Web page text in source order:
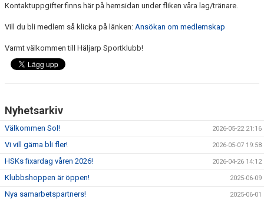
Kontaktuppgifter finns här på hemsidan under fliken våra lag/tränare.
Vill du bli medlem så klicka på länken: Ansökan om medlemskap
Varmt välkommen till Häljarp Sportklubb!
Nyhetsarkiv
Välkommen Sol! 2026-05-22 21:16
Vi vill gärna bli fler! 2026-05-07 19:58
HSKs fixardag våren 2026! 2026-04-26 14:12
Klubbshoppen är öppen! 2025-06-09
Nya samarbetspartners! 2025-06-01